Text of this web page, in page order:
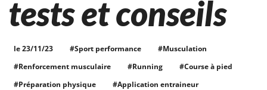
tests et conseils
le 23/11/23 #Sport performance
#Musculation
#Renforcement musculaire
#Running
#Course à pied
#Préparation physique
#Application entraineur